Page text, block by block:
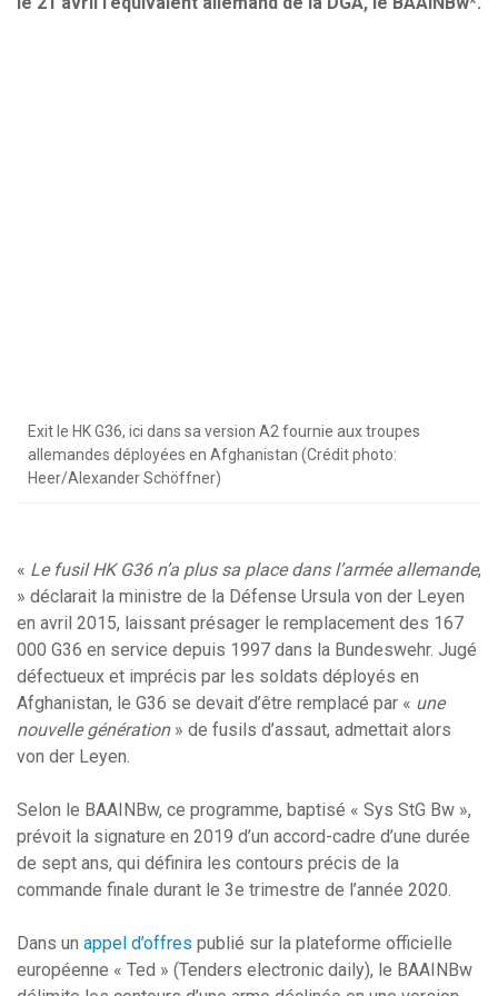
Exit le HK G36, ici dans sa version A2 fournie aux troupes
allemandes déployées en Afghanistan (Crédit photo:
Heer/Alexander Schöffner)
« Le fusil HK G36 n’a plus sa place dans l’armée allemande,
» déclarait la ministre de la Défense Ursula von der Leyen
en avril 2015, laissant présager le remplacement des 167
000 G36 en service depuis 1997 dans la Bundeswehr. Jugé
défectueux et imprécis par les soldats déployés en
Afghanistan, le G36 se devait d’être remplacé par « une
nouvelle génération» de fusils d’assaut, admettait alors
von der Leyen.
Selon le BAAINBw, ce programme, baptisé « Sys StG Bw »,
prévoit la signature en 2019 d’un accord-cadre d’une durée
de sept ans, qui définira les contours précis de la
commande finale durant le 3e trimestre de l’année 2020.
Dans un appel d’offres publié sur la plateforme officielle
européenne « Ted » (Tenders electronic daily), le BAAINBw